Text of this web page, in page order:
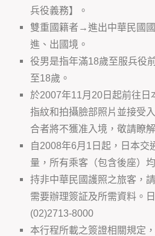
兵役義務】。
雙重國籍者→進出中華民國
進、出國境。
役男是指年滿18歲至服兵役
至18歲。
於2007年11月20日起前往日
指紋和拍攝臉部照片並接受
合者將不獲准入境，敬請瞭解
自2008年6月1日起，日本交
量，所有乘客（包含後座）
持非中華民國護照之旅客，
需要辦理簽証及所需資料。
(02)2713-8000
本行程所載之簽證相關規定